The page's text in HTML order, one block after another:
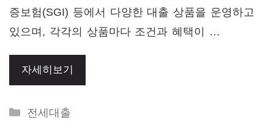
증보험(SGI) 등에서 다양한 대출 상품을 운영하고
있으며, 각각의 상품마다 조건과 혜택이 …
자세히보기
Categories
전세대출